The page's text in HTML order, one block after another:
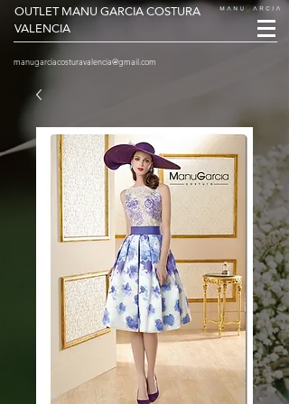
OUTLET MANU GARCIA COSTURA
VALENCIA
manugarciacosturavalencia@gmail.com